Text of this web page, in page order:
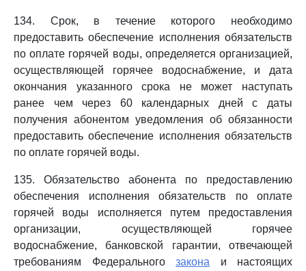
134. Срок, в течение которого необходимо
предоставить обеспечение исполнения обязательств
по оплате горячей воды, определяется организацией,
осуществляющей горячее водоснабжение, и дата
окончания указанного срока не может наступать
ранее чем через 60 календарных дней с даты
получения абонентом уведомления об обязанности
предоставить обеспечение исполнения обязательств
по оплате горячей воды.
135. Обязательство абонента по предоставлению
обеспечения исполнения обязательств по оплате
горячей воды исполняется путем предоставления
организации, осуществляющей горячее
водоснабжение, банковской гарантии, отвечающей
требованиям Федерального закона и настоящих